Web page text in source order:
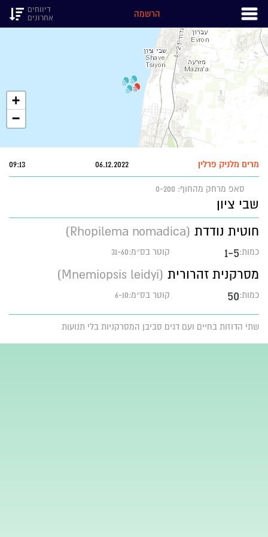
הרשמה
דיווחים
אחרונים
+
−
מרים מלניק פרלין 06.12.2022
09:13
סאפ מרחק מהחוף: 0-200
שבי ציון
חוטית נודדת (Rhopilema nomadica)
כמות:1-5 קוטר בס״מ:31-60
מסרקנית זהרורית (Mnemiopsis leidyi)
כמות:50 קוטר בס״מ:6-10
שתי הדוזות בחיים ועם דגים סביבן המסרקניות בלי תנועות